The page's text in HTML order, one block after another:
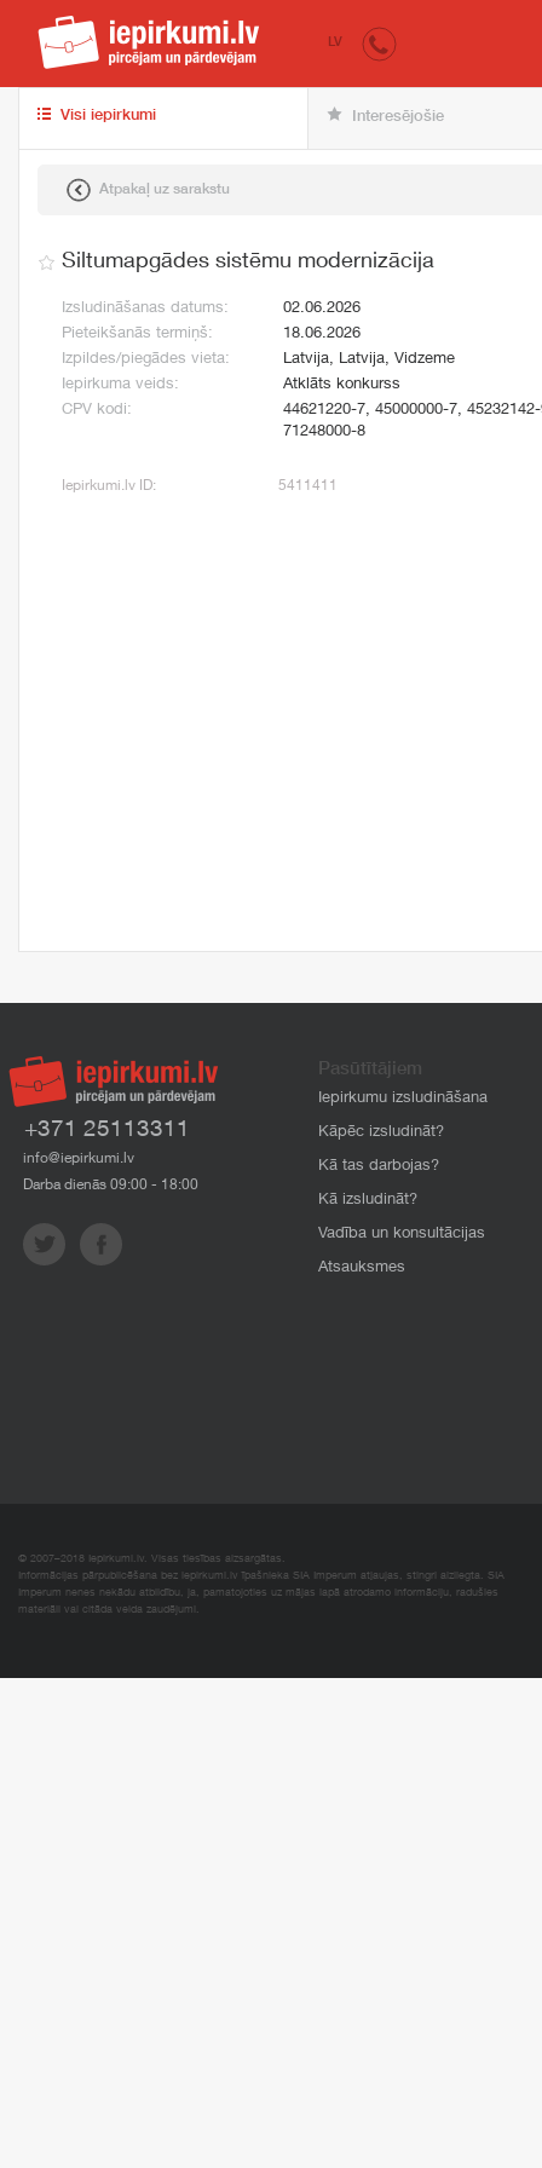
iepirkumi.lv
LV
Visi iepirkumi Interesējošie
Atpakaļ uz sarakstu
Siltumapgādes sistēmu modernizācija
Izsludināšanas datums:
02.06.2026
Pieteikšanās termiņš:
18.06.2026
Izpildes/piegādes vieta:
Latvija, Latvija, Vidzeme
Iepirkuma veids:
Atklāts konkurss
CPV kodi:
44621220-7, 45000000-7,
71248000-8
Iepirkumi.lv ID: 5411411
+371 25113311
info@iepirkumi.lv
Darba dienās 09:00 - 18:00
Pasūtītājiem
Iepirkumu izsludināšana
Kāpēc izsludināt?
Kā tas darbojas?
Kā izsludināt?
Vadība un konsultācijas
Atsauksmes
© 2007–2018 Iepirkumi.lv. Visas tiesības aizsargātas.
Informācijas pārpublicēšana bez iepirkumi.lv īpašnieka SIA Imperum atļaujas, stingri aizliegta. SIA
Imperum nenes nekādu atbildību, ja, pamatojoties uz mājas lapā atrodamo informāciju, radušies
materiāli vai citāda veida zaudējumi.